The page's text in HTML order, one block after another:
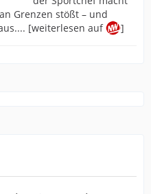
Grenzen stößt – und
[weiterlesen auf
]